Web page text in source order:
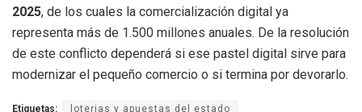
2025, de los cuales la comercialización digital ya
representa más de 1.500 millones anuales. De la resolución
de este conflicto dependerá si ese pastel digital sirve para
modernizar el pequeño comercio o si termina por devorarlo.
Etiquetas: loterias y apuestas del estado